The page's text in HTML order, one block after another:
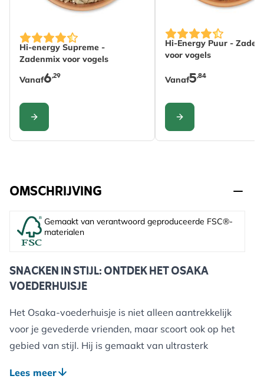
Hi-energy Supreme -
Zadenmix voor vogels
De prijs is afhankelijk van de gekozen opties op de
Vanaf6,29
CONFIGURE
Hi-Energy Puur -
voor vogels
De prijs is afhankelijk
Vanaf5,84
CONFIGURE
OMSCHRIJVING
Gemaakt van verantwoord geproduceerde FSC®-
materialen
SNACKEN IN STIJL: ONTDEK HET OSAKA
VOEDERHUISJE
Het Osaka-voederhuisje is niet alleen aantrekkelijk
voor je gevederde vrienden, maar scoort ook op het
gebied van stijl. Hij is gemaakt van ultrasterk
voor wilde dieren. Hij is ontworpen om weer en wind
Lees meer